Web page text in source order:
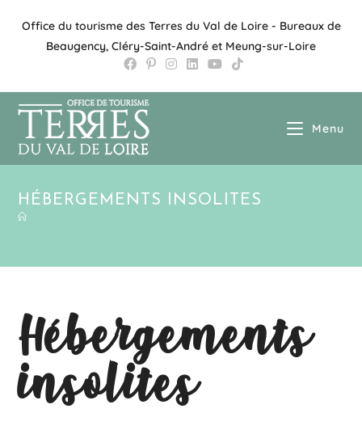
Office du tourisme des Terres du Val de Loire - Bureaux de
Beaugency, Cléry-Saint-André et Meung-sur-Loire
Menu
HÉBERGEMENTS INSOLITES
Hébergements
insolites